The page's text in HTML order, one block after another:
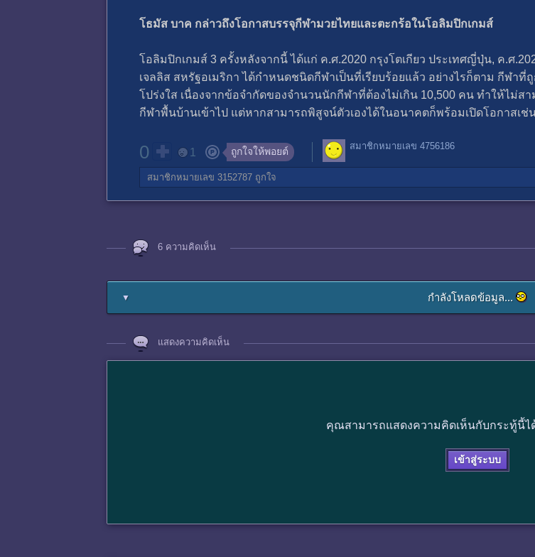
โธมัส บาค กล่าวถึงโอกาสบรรจุกีฬามวยไทยและตะกร้อในโอลิมปิกเกมส์
โอลิมปิกเกมส์ 3 ครั้งหลังจากนี้ ได้แก่ ค.ศ.2020 กรุงโตเกียว ประเทศญี่ปุ่น, ค.ศ
เจลลิส สหรัฐอเมริกา ได้กำหนดชนิดกีฬาเป็นที่เรียบร้อยแล้ว อย่างไรก็ตาม กีฬา
โปร่งใส เนื่องจากข้อจำกัดของจำนวนนักกีฬาที่ต้องไม่เกิน 10,500 คน ทำให้ไม่ส
กีฬาพื้นบ้านเข้าไป แต่หากสามารถพิสูจน์ตัวเองได้ในอนาคตก็พร้อมเปิดโอกาสเช่
0 1 ถูกใจให้พอยต์ สมาชิกหมายเลข 4756186
สมาชิกหมายเลข 3152787 ถูกใจ
6 ความคิดเห็น
▼ กำลังโหลดข้อมูล...
แสดงความคิดเห็น
คุณสามารถแสดงความคิดเห็นกับกระทู้นี้ไ
เข้าสู่ระบบ